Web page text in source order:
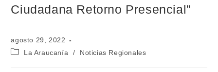
Ciudadana Retorno Presencial”
agosto 29, 2022
La Araucanía
/ Noticias Regionales